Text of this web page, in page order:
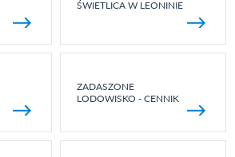
ŚWIETLICA W LEONINIE
ZADASZONE
LODOWISKO - CENNIK